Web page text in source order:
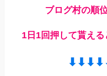
ブログ村の順
1日1回押して貰え